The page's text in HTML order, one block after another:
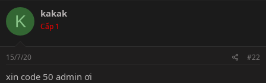
K kakak
Cấp 1
15/7/20 #22
xin code 50 admin ơi